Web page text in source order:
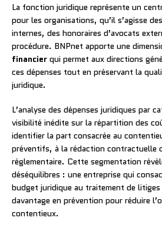
La fonction juridique représente un
pour les organisations, qu’il s’agisse
internes, des honoraires d’avocats
procédure. BNPnet apporte une
financier qui permet aux directions
ces dépenses tout en préservant la
juridique.
L’analyse des dépenses juridiques par
visibilité inédite sur la répartition des
identifier la part consacrée au
préventifs, à la rédaction contractuelle
réglementaire. Cette segmentation
déséquilibres : une entreprise qui
budget juridique au traitement de
davantage en prévention pour réduire
contentieux.